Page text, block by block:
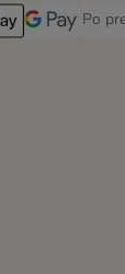
Method
Method
Pay Payment
Google pay
Po
Po
Method